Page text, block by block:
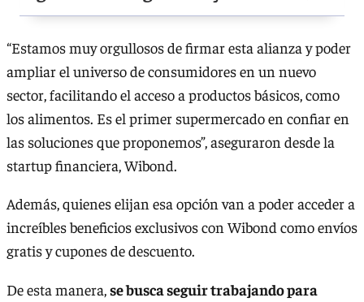
“Estamos muy orgullosos de firmar esta alianza y poder
ampliar el universo de consumidores en un nuevo
sector, facilitando el acceso a productos básicos, como
los alimentos. Es el primer supermercado en confiar en
las soluciones que proponemos”, aseguraron desde la
startup financiera, Wibond.
Además, quienes elijan esa opción van a poder acceder a
increíbles beneficios exclusivos con Wibond como envíos
gratis y cupones de descuento.
De esta manera,se busca seguir trabajando para